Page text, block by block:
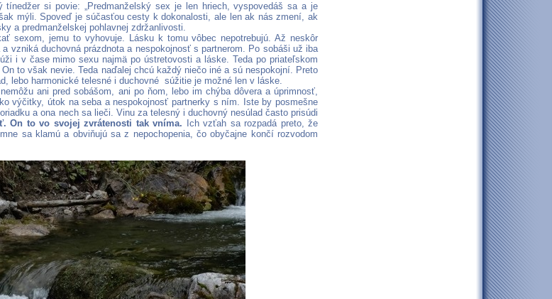
tínedžer si povie: „Predmanželský sex je len hriech, vyspovedáš sa a je
mýli. Spoveď je súčasťou cesty k dokonalosti, ale len ak nás zmení, ak
a predmanželskej pohlavnej zdržanlivosti.
sexom, jemu to vyhovuje. Lásku k tomu vôbec nepotrebujú. Až neskôr
vzniká duchovná prázdnota a nespokojnosť s partnerom. Po sobáši už iba
i v čase mimo sexu najmä po ústretovosti a láske. Teda po priateľskom
to však nevie. Teda naďalej chcú každý niečo iné a sú nespokojní. Preto
lebo harmonické telesné i duchovné súžitie je možné len v láske.
ani pred sobášom, ani po ňom, lebo im chýba dôvera a úprimnosť,
výčitky, útok na seba a nespokojnosť partnerky s ním. Iste by posmešne
a ona nech sa lieči. Vinu za telesný i duchovný nesúlad často prisúdi
On to vo svojej zvrátenosti tak vníma. Ich vzťah sa rozpadá preto, že
sa klamú a obviňujú sa z nepochopenia, čo obyčajne končí rozvodom